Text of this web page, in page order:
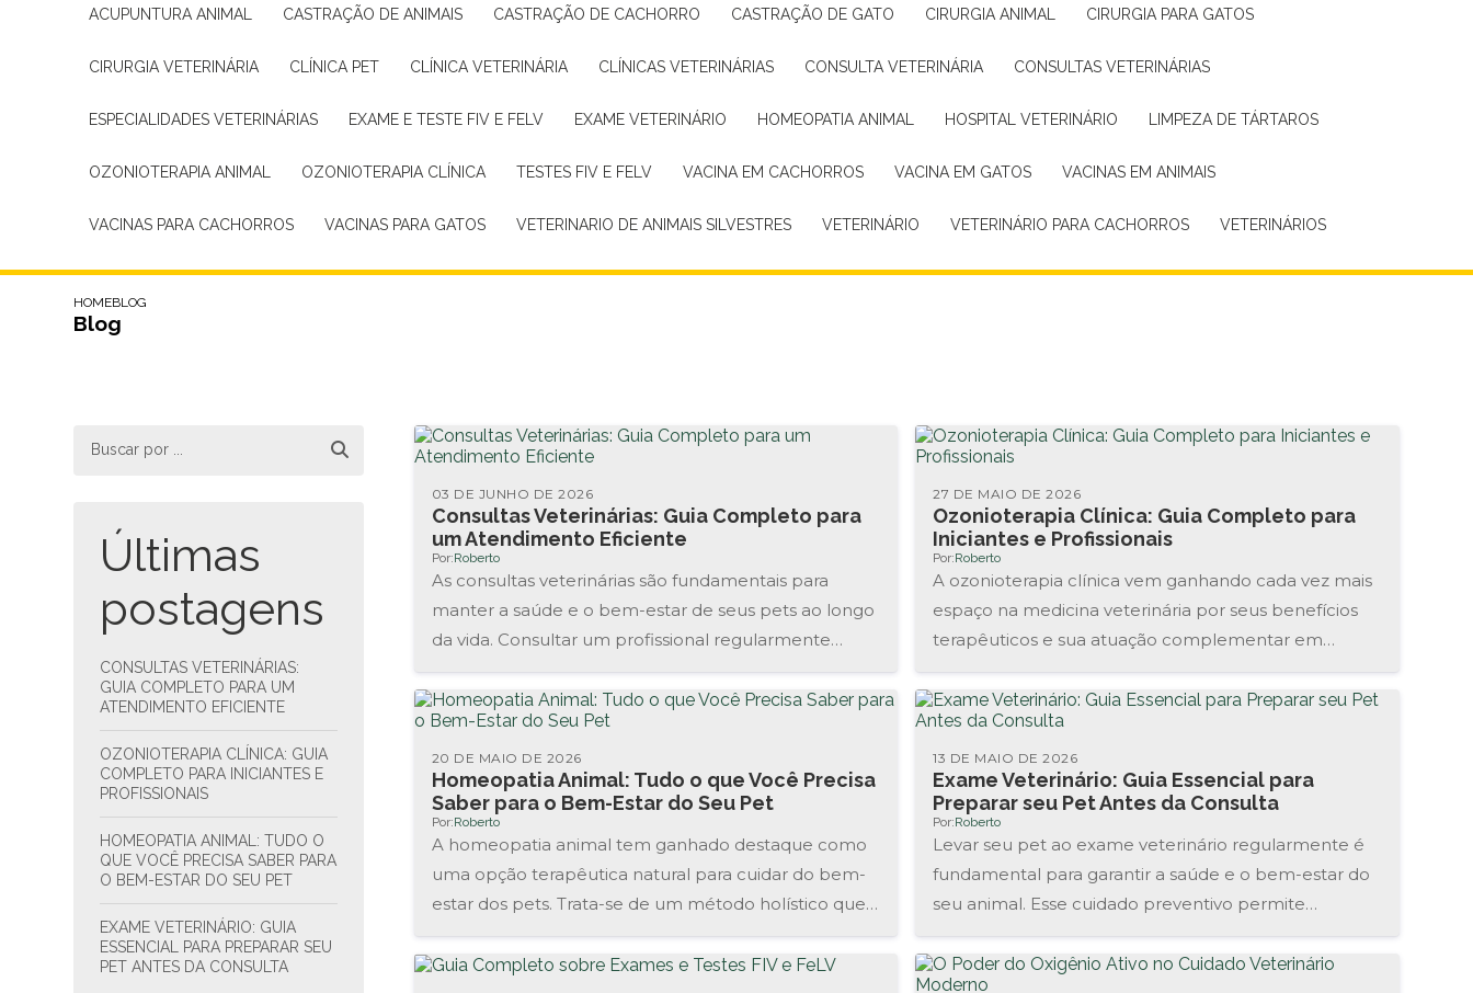
ACUPUNTURA ANIMAL CASTRAÇÃO DE ANIMAIS CASTRAÇÃO DE CACHORRO CASTRAÇÃO DE GATO CIRURGIA ANIMAL CIRURGIA PARA GATOS
CIRURGIA VETERINÁRIA CLÍNICA PET CLÍNICA VETERINÁRIA CLÍNICAS VETERINÁRIAS CONSULTA VETERINÁRIA CONSULTAS VETERINÁRIAS
ESPECIALIDADES VETERINÁRIAS EXAME E TESTE FIV E FELV EXAME VETERINÁRIO HOMEOPATIA ANIMAL HOSPITAL VETERINÁRIO LIMPEZA DE TÁRTAROS
OZONIOTERAPIA ANIMAL OZONIOTERAPIA CLÍNICA TESTES FIV E FELV VACINA EM CACHORROS VACINA EM GATOS VACINAS EM ANIMAIS
VACINAS PARA CACHORROS VACINAS PARA GATOS VETERINARIO DE ANIMAIS SILVESTRES VETERINÁRIO VETERINÁRIO PARA CACHORROS VETERINÁRIOS
HOMEBLOG
Blog
Últimas
postagens
CONSULTAS VETERINÁRIAS:
GUIA COMPLETO PARA UM
ATENDIMENTO EFICIENTE
OZONIOTERAPIA CLÍNICA: GUIA
COMPLETO PARA INICIANTES E
PROFISSIONAIS
HOMEOPATIA ANIMAL: TUDO O
QUE VOCÊ PRECISA SABER PARA
O BEM-ESTAR DO SEU PET
EXAME VETERINÁRIO: GUIA
ESSENCIAL PARA PREPARAR SEU
PET ANTES DA CONSULTA
Consultas Veterinárias: Guia Completo para
um Atendimento Eficiente
03 DE JUNHO DE 2026
Por:Roberto
As consultas veterinárias são fundamentais para
manter a saúde e o bem-estar de seus pets ao longo
da vida. Consultar um profissional regularmente
Ozonioterapia Clínica: Guia Completo para
Iniciantes e Profissionais
27 DE MAIO DE 2026
Por:Roberto
A ozonioterapia clínica vem ganhando cada vez mais
espaço na medicina veterinária por seus benefícios
terapêuticos e sua atuação complementar em
Homeopatia Animal: Tudo o que Você Precisa
Saber para o Bem-Estar do Seu Pet
20 DE MAIO DE 2026
Por:Roberto
A homeopatia animal tem ganhado destaque como
uma opção terapêutica natural para cuidar do bem-
estar dos pets. Trata-se de um método holístico que
Exame Veterinário: Guia Essencial para
Preparar seu Pet Antes da Consulta
13 DE MAIO DE 2026
Por:Roberto
Levar seu pet ao exame veterinário regularmente é
fundamental para garantir a saúde e o bem-estar do
seu animal. Esse cuidado preventivo permite